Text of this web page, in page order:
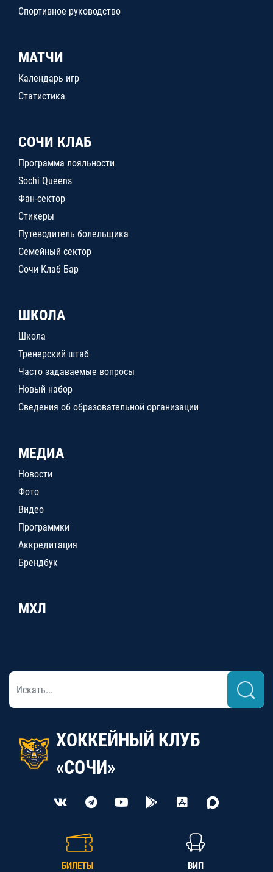
Спортивное руководство
МАТЧИ
Календарь игр
Статистика
СОЧИ КЛАБ
Программа лояльности
Sochi Queens
Фан-сектор
Стикеры
Путеводитель болельщика
Семейный сектор
Сочи Клаб Бар
ШКОЛА
Школа
Тренерский штаб
Часто задаваемые вопросы
Новый набор
Сведения об образовательной организации
МЕДИА
Новости
Фото
Видео
Программки
Аккредитация
Брендбук
МХЛ
ХОККЕЙНЫЙ КЛУБ
«СОЧИ»
БИЛЕТЫ ВИП